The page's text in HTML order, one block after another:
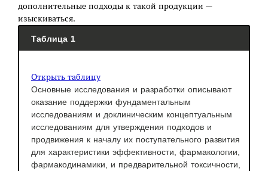
дополнительные подходы к такой продукции —
изыскиваться.
Таблица 1
Открыть таблицу
Основные исследования и разработки описывают
оказание поддержки фундаментальным
исследованиям и доклиническим концептуальным
исследованиям для утверждения подходов и
продвижения к началу их поступательного развития
для характеристики эффективности, фармакологии,
фармакодинамики, и предварительной токсичности,